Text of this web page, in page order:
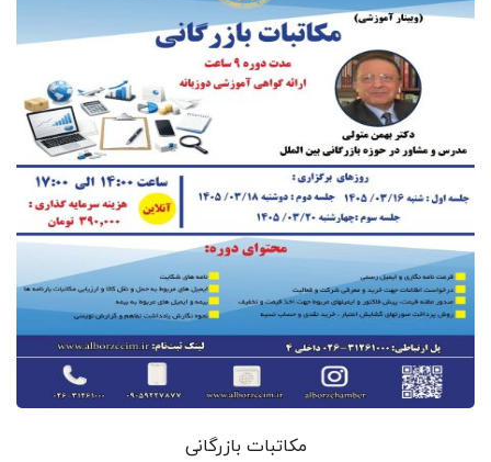
مکاتبات بازرگانی